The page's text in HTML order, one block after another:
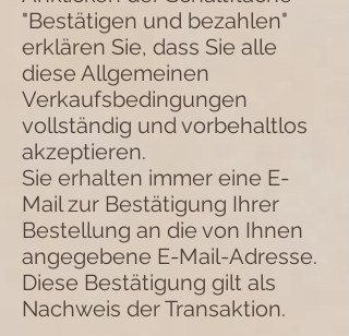
"Bestätigen und bezahlen"
erklären Sie, dass Sie alle
diese Allgemeinen
Verkaufsbedingungen
vollständig und vorbehaltlos
akzeptieren.
Sie erhalten immer eine E-
Mail zur Bestätigung Ihrer
Bestellung an die von Ihnen
angegebene E-Mail-Adresse.
Diese Bestätigung gilt als
Nachweis der Transaktion.